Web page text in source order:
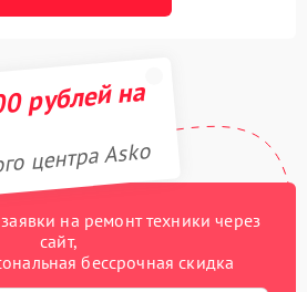
рублей на
центра Asko
на ремонт техники через
сайт,
бессрочная скидка